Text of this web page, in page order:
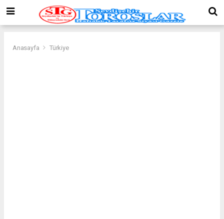
Anasayfa Türkiye